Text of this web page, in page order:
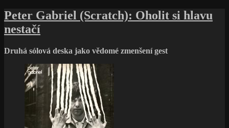
názvem
Hlas,
který
se
nedal
přeslechnout
Peter Gabriel (Scratch): Oholit si hlavu
nestačí
Druhá sólová deska jako vědomé zmenšení gest